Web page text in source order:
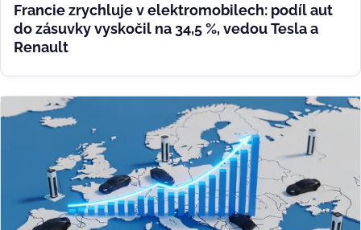
Francie zrychluje v elektromobilech: podíl aut
do zásuvky vyskočil na 34,5 %, vedou Tesla a
Renault